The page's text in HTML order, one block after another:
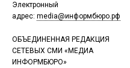
Электронный
адрес: media@информбюро.рф
ОБЪЕДИНЕННАЯ РЕДАКЦИЯ
СЕТЕВЫХ СМИ «МЕДИА
ИНФОРМБЮРО»